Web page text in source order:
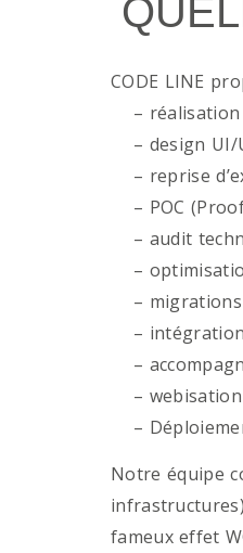
CODE LINE
– réalisation
– design UI/
– reprise
– POC
– audit
–
– migrations
– intégration
–
– webisation
–
Notre équipe
fameux effet